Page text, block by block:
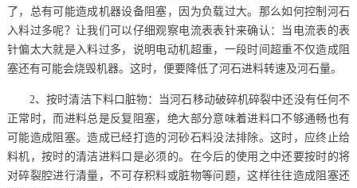
了，总有可能造成机器设备阻塞，因为负载过大。那么如何控制河石
入料过多呢？让我们可以仔细观察电流表表针来确认：当电流表的表
针偏太大就是入料过多，说明电动机超重，一段时间超重不仅造成阻
塞还有可能会烧毁机器。这时，便要降低了河石进料转速及河石量。
2、按时清洁下料口脏物：当河石移动破碎机碎裂中还没有任何不
正常时，而进料总是反复阻塞，绝大部分意味着进料口不够通畅也有
可能造成阻塞。造成已经打造的河砂石料没法排除。这时，应终止给
料机，按时的清洁进料口是必须的。在今后的使用之中还要按时的将
对碎裂腔进行清量，不可存积料或脏物等问题，这样往往造成阻塞还